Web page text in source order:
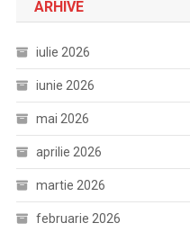
ARHIVE
iulie 2026
iunie 2026
mai 2026
aprilie 2026
martie 2026
februarie 2026